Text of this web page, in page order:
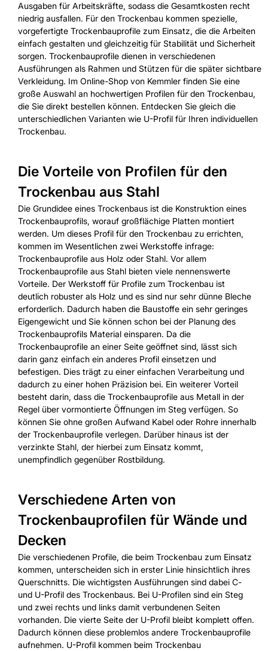
Ausgaben für Arbeitskräfte, sodass die Gesamtkosten recht
niedrig ausfallen. Für den Trockenbau kommen spezielle,
vorgefertigte Trockenbauprofile zum Einsatz, die die Arbeiten
einfach gestalten und gleichzeitig für Stabilität und Sicherheit
sorgen. Trockenbauprofile dienen in verschiedenen
Ausführungen als Rahmen und Stützen für die später sichtbare
Verkleidung. Im Online-Shop von Kemmler finden Sie eine
große Auswahl an hochwertigen Profilen für den Trockenbau,
die Sie direkt bestellen können. Entdecken Sie gleich die
unterschiedlichen Varianten wie U-Profil für Ihren individuellen
Trockenbau.
Die Vorteile von Profilen für den
Trockenbau aus Stahl
Die Grundidee eines Trockenbaus ist die Konstruktion eines
Trockenbauprofils, worauf großflächige Platten montiert
werden. Um dieses Profil für den Trockenbau zu errichten,
kommen im Wesentlichen zwei Werkstoffe infrage:
Trockenbauprofile aus Holz oder Stahl. Vor allem
Trockenbauprofile aus Stahl bieten viele nennenswerte
Vorteile. Der Werkstoff für Profile zum Trockenbau ist
deutlich robuster als Holz und es sind nur sehr dünne Bleche
erforderlich. Dadurch haben die Baustoffe ein sehr geringes
Eigengewicht und Sie können schon bei der Planung des
Trockenbauprofils Material einsparen. Da die
Trockenbauprofile an einer Seite geöffnet sind, lässt sich
darin ganz einfach ein anderes Profil einsetzen und
befestigen. Dies trägt zu einer einfachen Verarbeitung und
dadurch zu einer hohen Präzision bei. Ein weiterer Vorteil
besteht darin, dass die Trockenbauprofile aus Metall in der
Regel über vormontierte Öffnungen im Steg verfügen. So
können Sie ohne großen Aufwand Kabel oder Rohre innerhalb
der Trockenbauprofile verlegen. Darüber hinaus ist der
verzinkte Stahl, der hierbei zum Einsatz kommt,
unempfindlich gegenüber Rostbildung.
Verschiedene Arten von
Trockenbauprofilen für Wände und
Decken
Die verschiedenen Profile, die beim Trockenbau zum Einsatz
kommen, unterscheiden sich in erster Linie hinsichtlich ihres
Querschnitts. Die wichtigsten Ausführungen sind dabei C-
und U-Profil des Trockenbaus. Bei U-Profilen sind ein Steg
und zwei rechts und links damit verbundenen Seiten
vorhanden. Die vierte Seite der U-Profil bleibt komplett offen.
Dadurch können diese problemlos andere Trockenbauprofile
aufnehmen. U-Profil kommen beim Trockenbau